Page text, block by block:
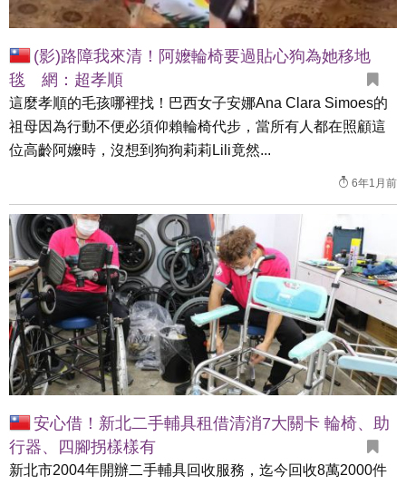
(影)路障我來清！阿嬤輪椅要過貼心狗為她移地
毯 網：超孝順
這麼孝順的毛孩哪裡找！巴西女子安娜Ana Clara Simoes的
祖母因為行動不便必須仰賴輪椅代步，當所有人都在照顧這
位高齡阿嬤時，沒想到狗狗莉莉Lili竟然...
6年1月前
安心借！新北二手輔具租借清消7大關卡 輪椅、助
行器、四腳拐樣樣有
新北市2004年開辦二手輔具回收服務，迄今回收8萬2000件